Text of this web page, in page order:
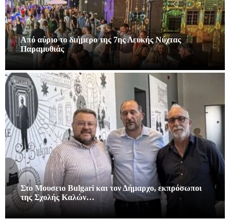
Από αύριο το διήμερο της 7ης Λευκής Νύχτας
Παραμυθιάς
Στο Μουσειο Bulgari και τον Δήμαρχο, εκπρόσωποι
της Σχολής Καλών…